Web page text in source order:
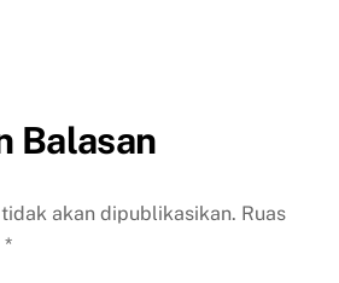
Balasan
akan dipublikasikan. Ruas
*